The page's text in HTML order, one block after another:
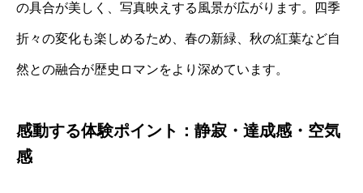
の具合が美しく、写真映えする風景が広がります。四季
折々の変化も楽しめるため、春の新緑、秋の紅葉など自
然との融合が歴史ロマンをより深めています。
感動する体験ポイント：静寂・達成感・空気
感